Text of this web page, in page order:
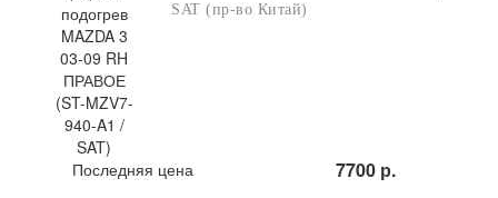
SAT (пр-во Китай)
Последняя цена 7700 р.